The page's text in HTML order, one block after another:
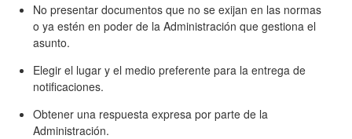
No presentar documentos que no se exijan en las normas
o ya estén en poder de la Administración que gestiona el
asunto.
Elegir el lugar y el medio preferente para la entrega de
notificaciones.
Obtener una respuesta expresa por parte de la
Administración.